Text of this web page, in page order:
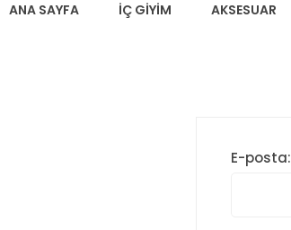
ANA SAYFA İÇ GİYİM AKSESUAR
E-posta: